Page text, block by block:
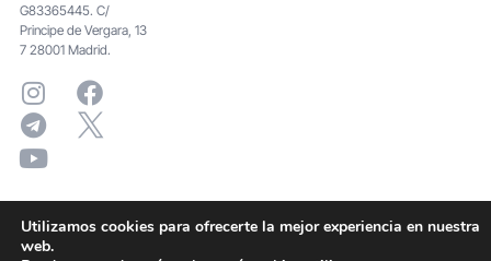
G83365445. C/
Principe de Vergara, 13
7 28001 Madrid.
Utilizamos cookies para ofrecerte la mejor experiencia en nuestra
web.